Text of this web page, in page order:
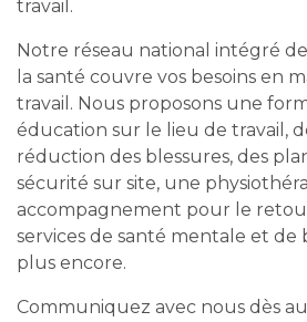
travail.
Notre réseau national intégré
la santé couvre vos besoins en
travail. Nous proposons une
éducation sur le lieu de travail,
réduction des blessures, des
sécurité sur site, une
accompagnement pour le
services de santé mentale et de
plus encore.
Communiquez avec nous dès